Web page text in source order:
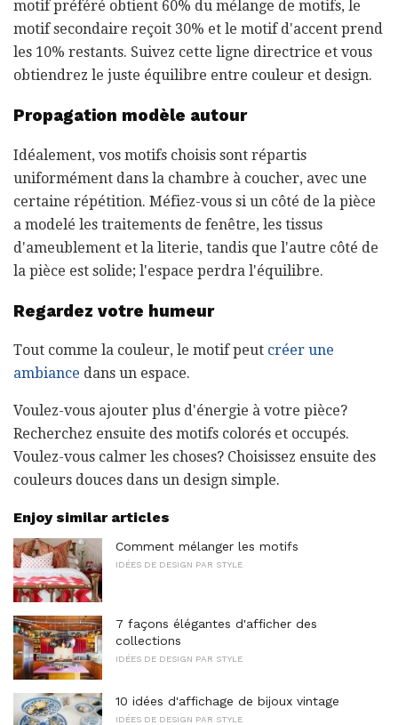
motif préféré obtient 60% du mélange de motifs, le
motif secondaire reçoit 30% et le motif d'accent prend
les 10% restants. Suivez cette ligne directrice et vous
obtiendrez le juste équilibre entre couleur et design.
Propagation modèle autour
Idéalement, vos motifs choisis sont répartis
uniformément dans la chambre à coucher, avec une
certaine répétition. Méfiez-vous si un côté de la pièce
a modelé les traitements de fenêtre, les tissus
d'ameublement et la literie, tandis que l'autre côté de
la pièce est solide; l'espace perdra l'équilibre.
Regardez votre humeur
Tout comme la couleur, le motif peut créer une
ambiance dans un espace.
Voulez-vous ajouter plus d'énergie à votre pièce?
Recherchez ensuite des motifs colorés et occupés.
Voulez-vous calmer les choses? Choisissez ensuite des
couleurs douces dans un design simple.
Enjoy similar articles
Comment mélanger les motifs
IDÉES DE DESIGN PAR STYLE
7 façons élégantes d'afficher des
collections
IDÉES DE DESIGN PAR STYLE
10 idées d'affichage de bijoux vintage
IDÉES DE DESIGN PAR STYLE